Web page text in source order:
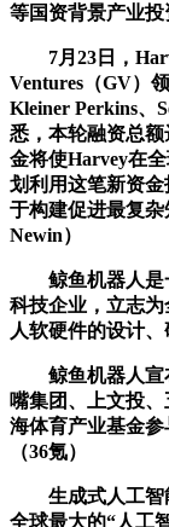
等国资背景产业投
7月23日，
Ventures（GV）
Kleiner Perkins、
悉，本轮融资总
金将使Harvey在
划利用这笔新资
于构建促进最复
Newin）
鲸鱼机器人是
科技企业，立志
人软硬件的设计、
鲸鱼机器人宣
嘴集团、上文投
海体育产业基金参
（36氪）
生成式人工智
全球最大的“人工